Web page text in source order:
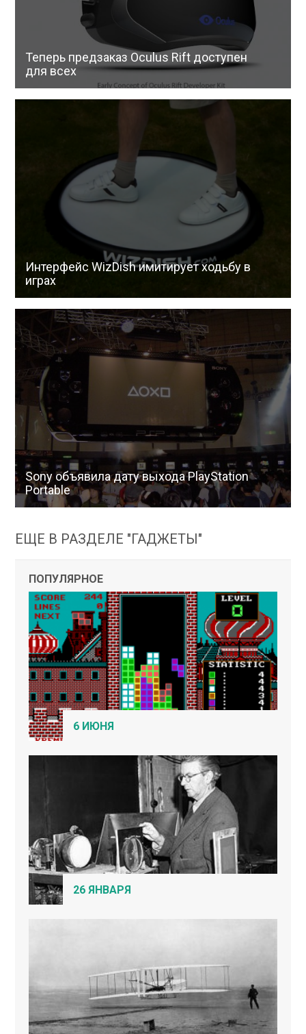
Теперь предзаказ Oculus Rift доступен
для всех
Интерфейс WizDish имитирует ходьбу в
играх
Sony объявила дату выхода PlayStation
Portable
ЕЩЕ В РАЗДЕЛЕ "ГАДЖЕТЫ"
ПОПУЛЯРНОЕ
6 ИЮНЯ
26 ЯНВАРЯ